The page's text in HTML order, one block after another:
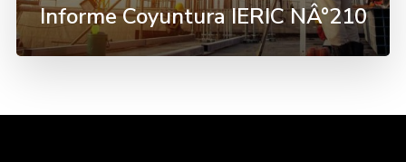
Informe Coyuntura IERIC NÂ°210